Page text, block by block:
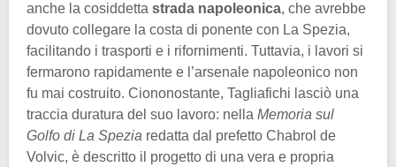
anche la cosiddetta strada napoleonica, che avrebbe
dovuto collegare la costa di ponente con La Spezia,
facilitando i trasporti e i rifornimenti. Tuttavia, i lavori si
fermarono rapidamente e l’arsenale napoleonico non
fu mai costruito. Ciononostante, Tagliafichi lasciò una
traccia duratura del suo lavoro: nella Memoria sul
Golfo di La Spezia redatta dal prefetto Chabrol de
Volvic, è descritto il progetto di una vera e propria